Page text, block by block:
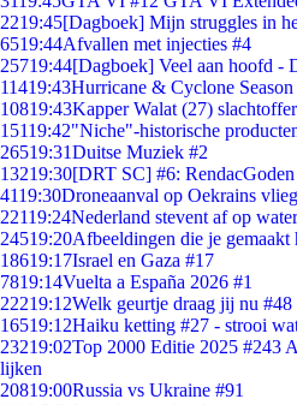
2219:45[Dagboek] Mijn struggles in
6519:44Afvallen met injecties #4
25719:44[Dagboek] Veel aan hoofd -
11419:43Hurricane & Cyclone
10819:43Kapper Walat (27)
15119:42"Niche"-historische
26519:31Duitse Muziek #2
13219:30[DRT SC] #6:
4119:30Droneaanval op Oekrains
22119:24Nederland stevent af op
24519:20Afbeeldingen die je gemaakt
18619:17Israel en Gaza #17
7819:14Vuelta a España 2026 #1
22219:12Welk geurtje draag jij nu
16519:12Haiku ketting #27 - strooi
23219:02Top 2000 Editie 2025 #243
lijken
20819:00Russia vs Ukraine #91